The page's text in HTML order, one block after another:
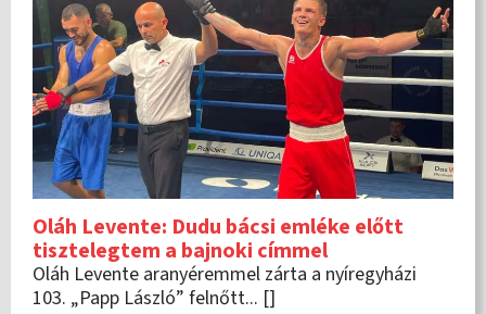
Oláh Levente: Dudu bácsi emléke előtt
tisztelegtem a bajnoki címmel
Oláh Levente aranyéremmel zárta a nyíregyházi
103. „Papp László” felnőtt... []